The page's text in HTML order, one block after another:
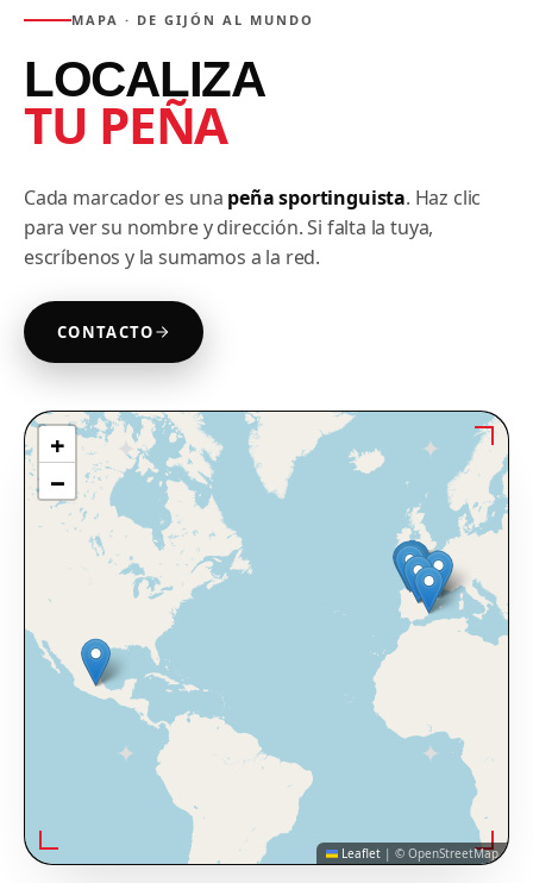
MAPA · DE GIJÓN AL MUNDO
LOCALIZA
TU PEÑA
Cada marcador es una peña sportinguista. Haz clic
para ver su nombre y dirección. Si falta la tuya,
escríbenos y la sumamos a la red.
CONTACTO
+
−
Leaflet | © OpenStreetMap